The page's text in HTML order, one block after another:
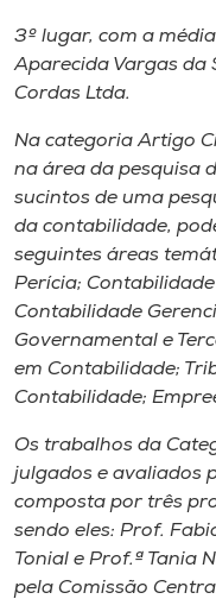
3º lugar, com a
Aparecida Vargas da
Cordas Ltda.
Na categoria Artigo
na área da pesquisa
sucintos de uma
da contabilidade,
seguintes áreas
Perícia;
Contabilidade
Governamental e
em Contabilidade;
Contabilidade;
Os trabalhos da
julgados e avaliados
composta por três
sendo eles: Prof.
Tonial e Prof.ª Tania
pela Comissão